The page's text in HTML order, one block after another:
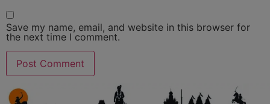
Save my name, email, and website in this browser for
the next time I comment.